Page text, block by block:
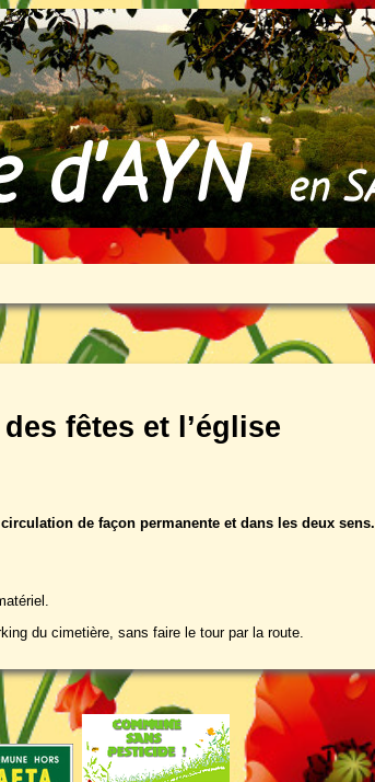
fêtes et l’église
de façon permanente et dans les deux sens.
du cimetière, sans faire le tour par la route.